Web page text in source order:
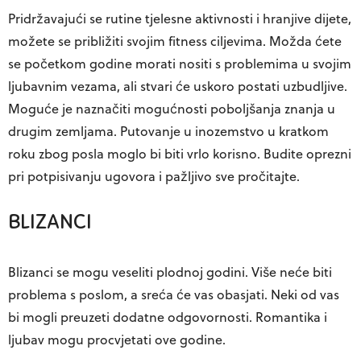
Pridržavajući se rutine tjelesne aktivnosti i hranjive dijete,
možete se približiti svojim fitness ciljevima. Možda ćete
se početkom godine morati nositi s problemima u svojim
ljubavnim vezama, ali stvari će uskoro postati uzbudljive.
Moguće je naznačiti mogućnosti poboljšanja znanja u
drugim zemljama. Putovanje u inozemstvo u kratkom
roku zbog posla moglo bi biti vrlo korisno. Budite oprezni
pri potpisivanju ugovora i pažljivo sve pročitajte.
BLIZANCI
Blizanci se mogu veseliti plodnoj godini. Više neće biti
problema s poslom, a sreća će vas obasjati. Neki od vas
bi mogli preuzeti dodatne odgovornosti. Romantika i
ljubav mogu procvjetati ove godine.